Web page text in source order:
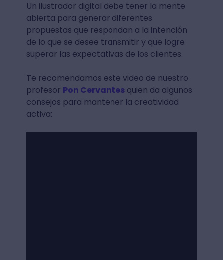
Un ilustrador digital debe tener la mente
abierta para generar diferentes
propuestas que respondan a la intención
de lo que se desee transmitir y que logre
superar las expectativas de los clientes.
Te recomendamos este video de nuestro
profesor Pon Cervantesquien da algunos
consejos para mantener la creatividad
activa: